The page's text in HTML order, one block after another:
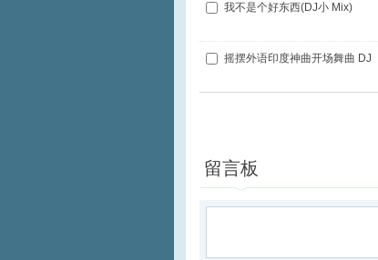
我不是个好东西(DJ小 Mix)
摇摆外语印度神曲开场舞曲 DJ
留言板